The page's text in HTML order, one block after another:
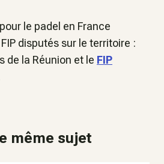
le padel en France
disputés sur le territoire :
de la Réunion et le FIP
même sujet